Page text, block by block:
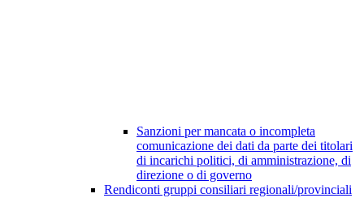
Sanzioni per mancata o incompleta
comunicazione dei dati da parte dei titolari
di incarichi politici, di amministrazione, di
direzione o di governo
Rendiconti gruppi consiliari regionali/provinciali